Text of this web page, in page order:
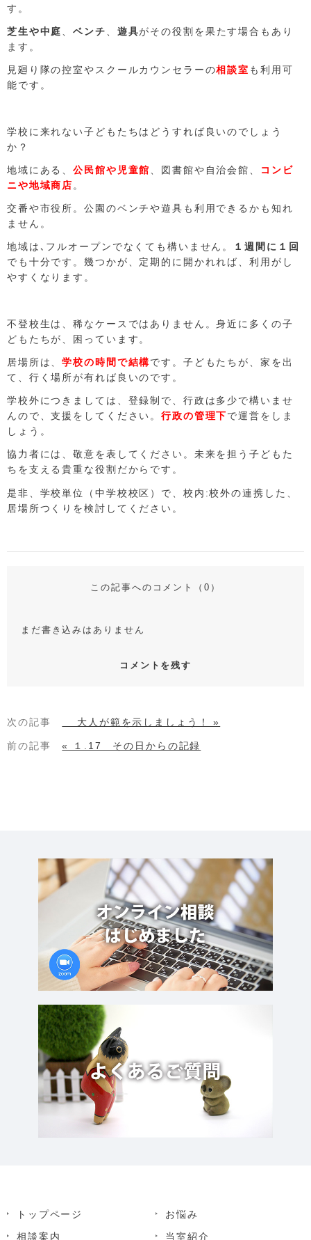
す。
芝生や中庭、ベンチ、 遊具がその役割を果たす場合もあり
ます。
見廻り隊の控室やスクールカウンセラーの相談室 も利用可
能です。
学校に来れない子どもたちはどうすれば良いのでしょう
か？
地域にある、公民館や児童館 、図書館や自治会館、
コンビ
ニや地域商店 。
交番や市役所。公園のベンチや遊具も利用できるかも知れ
ません。
地域は､フルオープンでなくても構いません。
１週間に１回
でも十分です。幾つかが、定期的に開かれれば、利用がし
やすくなります。
不登校生は、稀なケースではありません。身近に多くの子
どもたちが、困っています。
居場所は、学校の時間で結構です。子どもたちが、家を出
て、行く場所が有れば良いのです。
学校外につきましては、登録制で、行政は多少で構いませ
んので、支援をしてください。行政の管理下で運営をしま
しょう。
協力者には、敬意を表してください。未来を担う子どもた
ちを支える貴重な役割だからです。
是非、学校単位（中学校校区）で、校内:校外の連携した、
居場所つくりを検討してください。
この記事へのコメント（ 0 ）
まだ書き込みはありません
コメントを残す
次の記事 大人が範を示しましょう！ »
前の記事 « １.17 その日からの記録
トップページ
お悩み
相談案内
当室紹介